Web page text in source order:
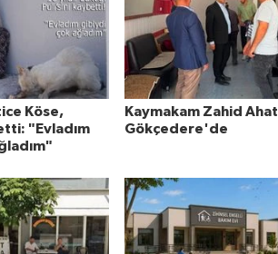
Köse,
"Evladım
Kaymakam Zahid Ahat
Gökçedere'de